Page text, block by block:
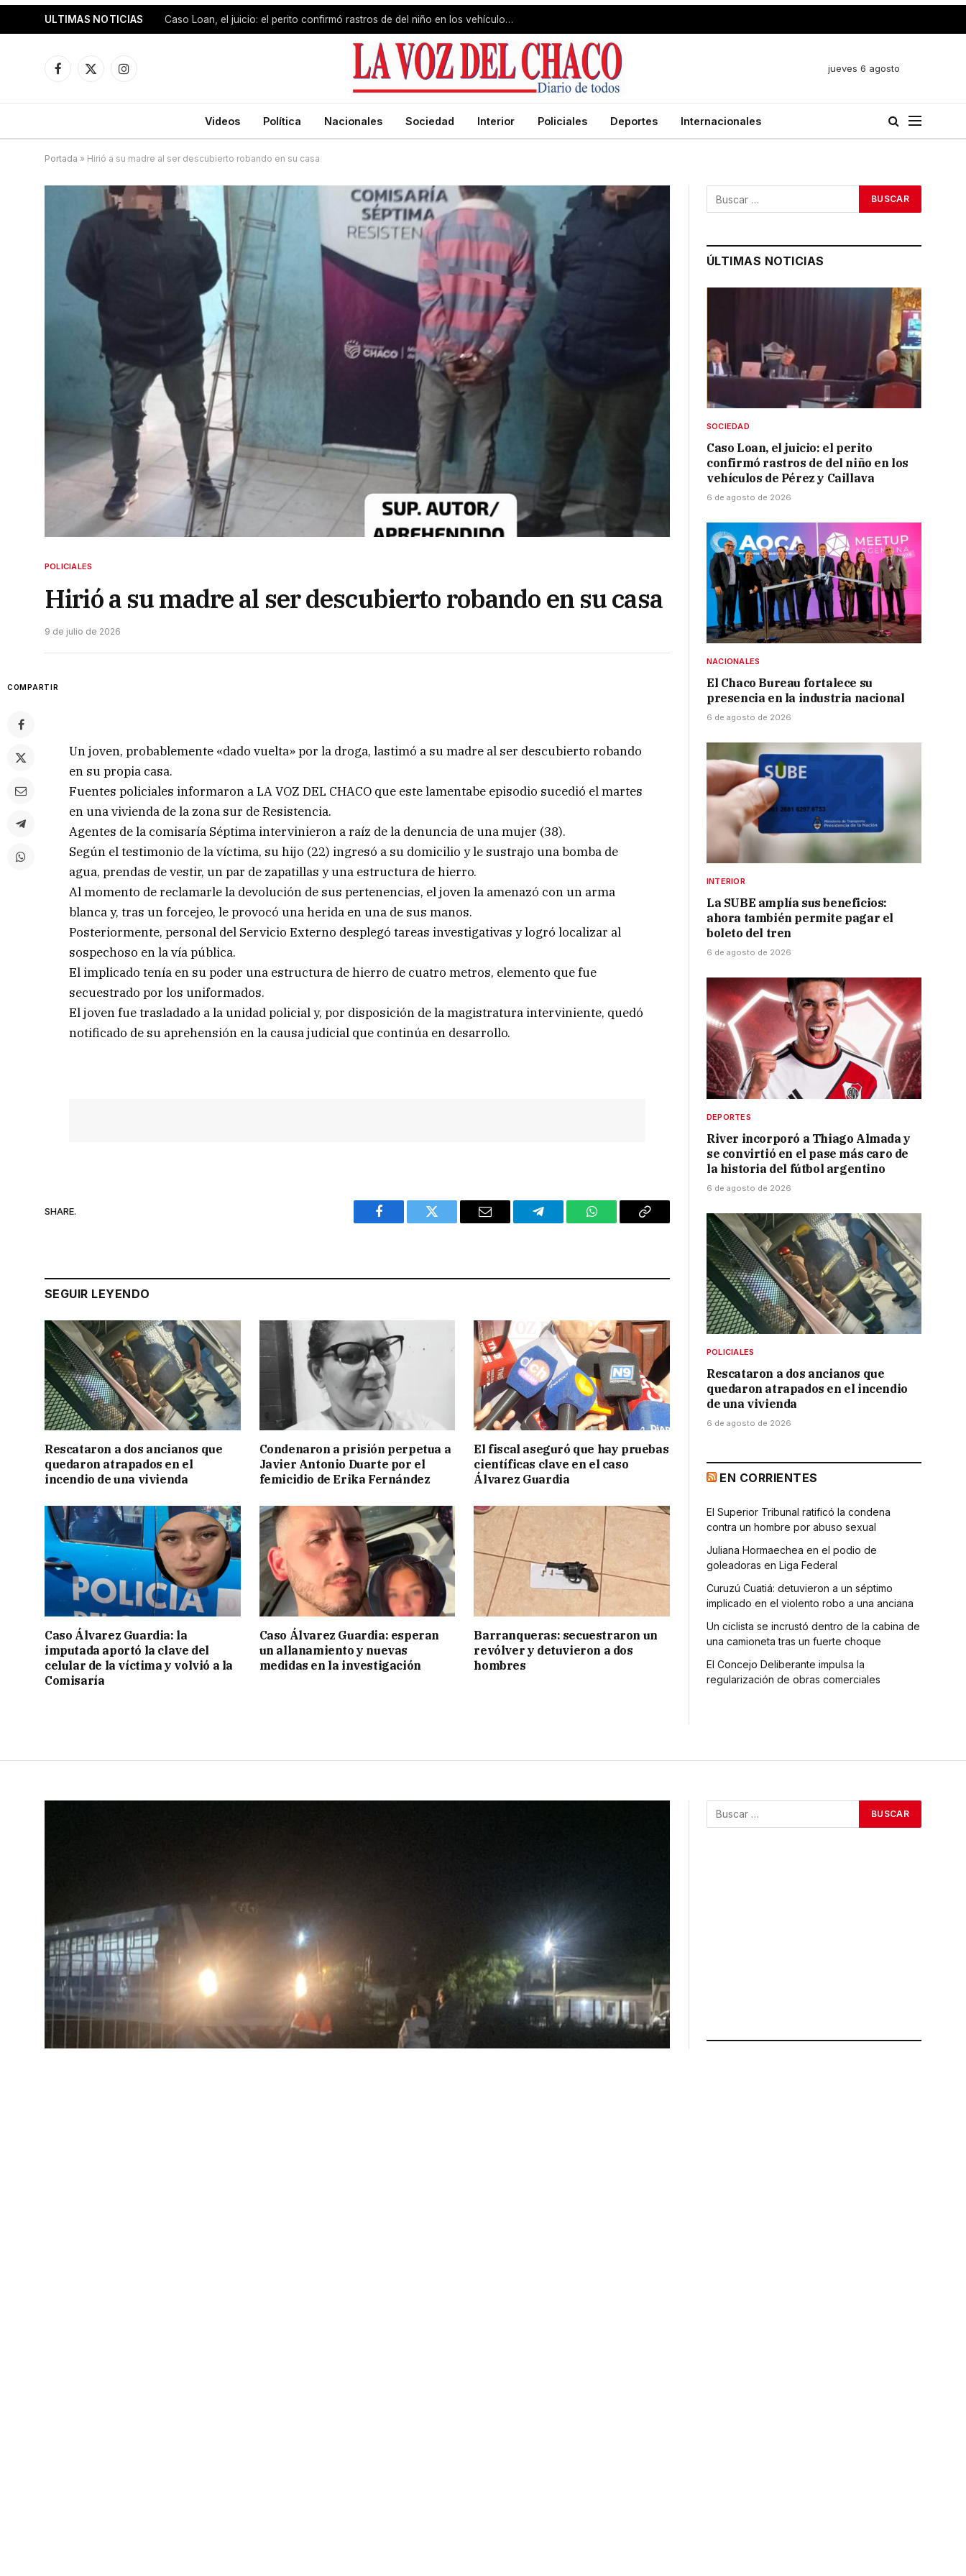
ULTIMAS NOTICIAS Caso Loan, el juicio: el perito confirmó rastros de del niño en los vehículos de Pérez y Caillava
Facebook
X
Instagram
jueves 6 agosto
Videos Política Nacionales Sociedad Interior Policiales Deportes Internacionales
Portada » Hirió a su madre al ser descubierto robando en su casa
POLICIALES
Hirió a su madre al ser descubierto robando en su casa
9 de julio de 2026
COMPARTIR
Un joven, probablemente «dado vuelta» por la droga, lastimó a su madre al ser descubierto robando
en su propia casa.
Fuentes policiales informaron a LA VOZ DEL CHACO que este lamentabe episodio sucedió el martes
en una vivienda de la zona sur de Resistencia.
Agentes de la comisaría Séptima intervinieron a raíz de la denuncia de una mujer (38).
Según el testimonio de la víctima, su hijo (22) ingresó a su domicilio y le sustrajo una bomba de
agua, prendas de vestir, un par de zapatillas y una estructura de hierro.
Al momento de reclamarle la devolución de sus pertenencias, el joven la amenazó con un arma
blanca y, tras un forcejeo, le provocó una herida en una de sus manos.
Posteriormente, personal del Servicio Externo desplegó tareas investigativas y logró localizar al
sospechoso en la vía pública.
El implicado tenía en su poder una estructura de hierro de cuatro metros, elemento que fue
secuestrado por los uniformados.
El joven fue trasladado a la unidad policial y, por disposición de la magistratura interviniente, quedó
notificado de su aprehensión en la causa judicial que continúa en desarrollo.
SHARE.
Facebook Twitter Email Telegram WhatsAppCopy
SEGUIR LEYENDO
Rescataron a dos ancianos que
quedaron atrapados en el
incendio de una vivienda
Condenaron a prisión perpetua a
Javier Antonio Duarte por el
femicidio de Erika Fernández
El fiscal aseguró que hay pruebas
científicas clave en el caso
Álvarez Guardia
Caso Álvarez Guardia: la
imputada aportó la clave del
celular de la víctima y volvió a la
Comisaría
Caso Álvarez Guardia: esperan
un allanamiento y nuevas
medidas en la investigación
Barranqueras: secuestraron un
revólver y detuvieron a dos
hombres
ÚLTIMAS NOTICIAS
SOCIEDAD
Caso Loan, el juicio: el perito
confirmó rastros de del niño en los
vehículos de Pérez y Caillava
6 de agosto de 2026
NACIONALES
El Chaco Bureau fortalece su
presencia en la industria nacional
6 de agosto de 2026
INTERIOR
La SUBE amplía sus beneficios:
ahora también permite pagar el
boleto del tren
6 de agosto de 2026
DEPORTES
River incorporó a Thiago Almada y
se convirtió en el pase más caro de
la historia del fútbol argentino
6 de agosto de 2026
POLICIALES
Rescataron a dos ancianos que
quedaron atrapados en el incendio
de una vivienda
6 de agosto de 2026
EN CORRIENTES
El Superior Tribunal ratificó la condena
contra un hombre por abuso sexual
Juliana Hormaechea en el podio de
goleadoras en Liga Federal
Curuzú Cuatiá: detuvieron a un séptimo
implicado en el violento robo a una anciana
Un ciclista se incrustó dentro de la cabina de
una camioneta tras un fuerte choque
El Concejo Deliberante impulsa la
regularización de obras comerciales